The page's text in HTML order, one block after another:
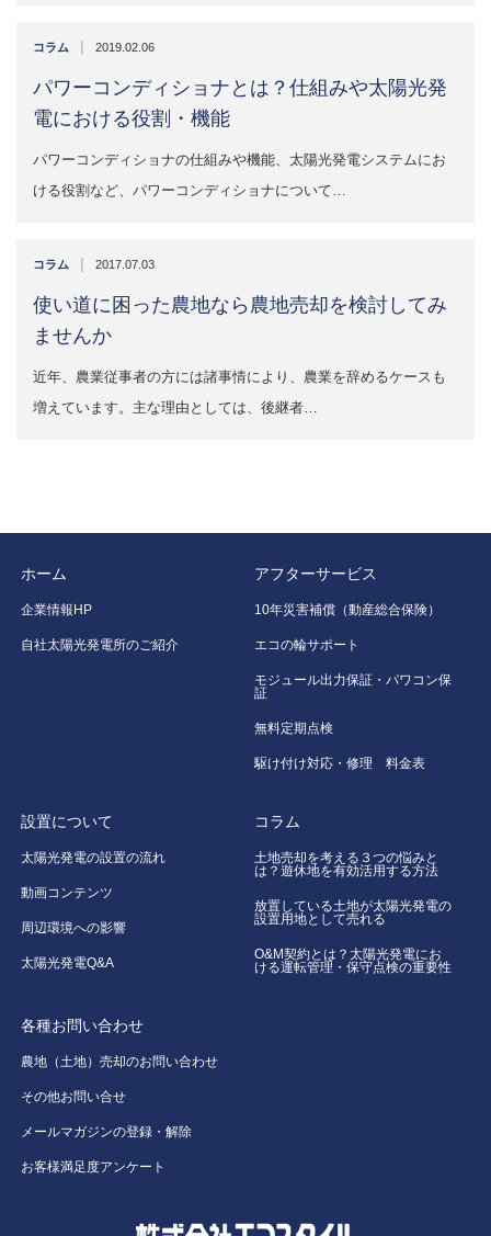
コラム | 2019.02.06
パワーコンディショナとは？仕組みや太陽光発
電における役割・機能
パワーコンディショナの仕組みや機能、太陽光発電システムにお
ける役割など、パワーコンディショナについて…
コラム | 2017.07.03
使い道に困った農地なら農地売却を検討してみ
ませんか
近年、農業従事者の方には諸事情により、農業を辞めるケースも
増えています。主な理由としては、後継者…
ホーム
企業情報HP
自社太陽光発電所のご紹介
アフターサービス
10年災害補償（動産総合保険）
エコの輪サポート
モジュール出力保証・パワコン保
証
無料定期点検
駆け付け対応・修理 料金表
設置について
太陽光発電の設置の流れ
動画コンテンツ
周辺環境への影響
太陽光発電Q&A
コラム
土地売却を考える３つの悩みと
は？遊休地を有効活用する方法
放置している土地が太陽光発電の
設置用地として売れる
O&M契約とは？太陽光発電にお
ける運転管理・保守点検の重要性
各種お問い合わせ
農地（土地）売却のお問い合わせ
その他お問い合せ
メールマガジンの登録・解除
お客様満足度アンケート